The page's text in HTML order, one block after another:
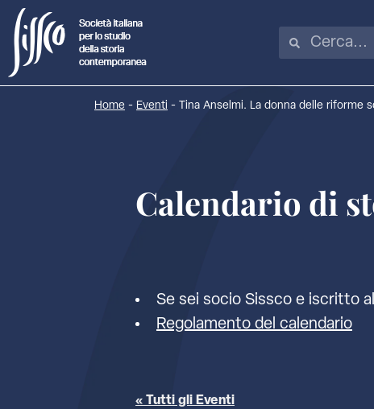
Home - Eventi - Tina Anselmi. La donna delle riforme
Calendario di
Se sei socio Sissco e iscritto
Regolamento del calendario
« Tutti gli Eventi